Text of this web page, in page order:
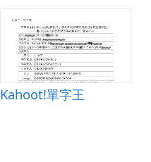
Kahoot!單字王